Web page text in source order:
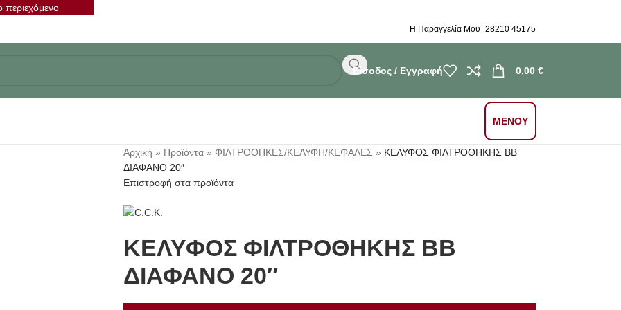
Η Παραγγελία Μου 28210 45175
Είσοδος / Εγγραφή 0,00 €
ΜΕΝΟΥ
Αρχική » Προϊόντα» ΦΙΛΤΡΟΘΗΚΕΣ/ΚΕΛΥΦΗ/ΚΕΦΑΛΕΣ » ΚΕΛΥΦΟΣ ΦΙΛΤΡΟΘΗΚΗΣ BB
ΔΙΑΦΑΝΟ 20″
Επιστροφή στα προϊόντα
ΚΕΛΥΦΟΣ ΦΙΛΤΡΟΘΗΚΗΣ BB
ΔΙΑΦΑΝΟ 20″